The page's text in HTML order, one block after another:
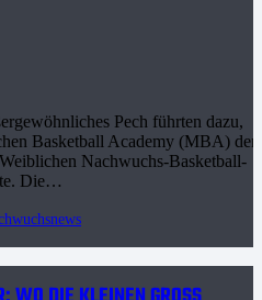
Pech führten dazu,
Basketball Academy (MBA) den
Nachwuchs-Basketball-
Die…